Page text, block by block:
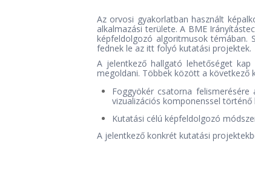
Az orvosi gyakorlatban használt
alkalmazási területe. A BME
képfeldolgozó algoritmusok témában.
fednek le az itt folyó kutatási projektek.
A jelentkező hallgató lehetőséget
megoldani. Többek között a következő
Foggyökér csatorna
vizualizációs komponenssel történő
Kutatási célú képfeldolgozó
A jelentkező konkrét kutatási